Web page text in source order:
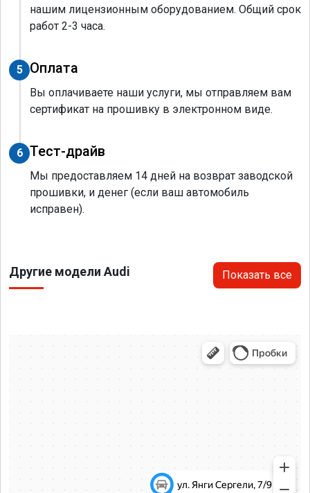
нашим лицензионным оборудованием. Общий срок
работ 2-3 часа.
5 Оплата
Вы оплачиваете наши услуги, мы отправляем вам
сертификат на прошивку в электронном виде.
6 Тест-драйв
Мы предоставляем 14 дней на возврат заводской
прошивки, и денег (если ваш автомобиль
исправен).
Другие модели Audi Показать все